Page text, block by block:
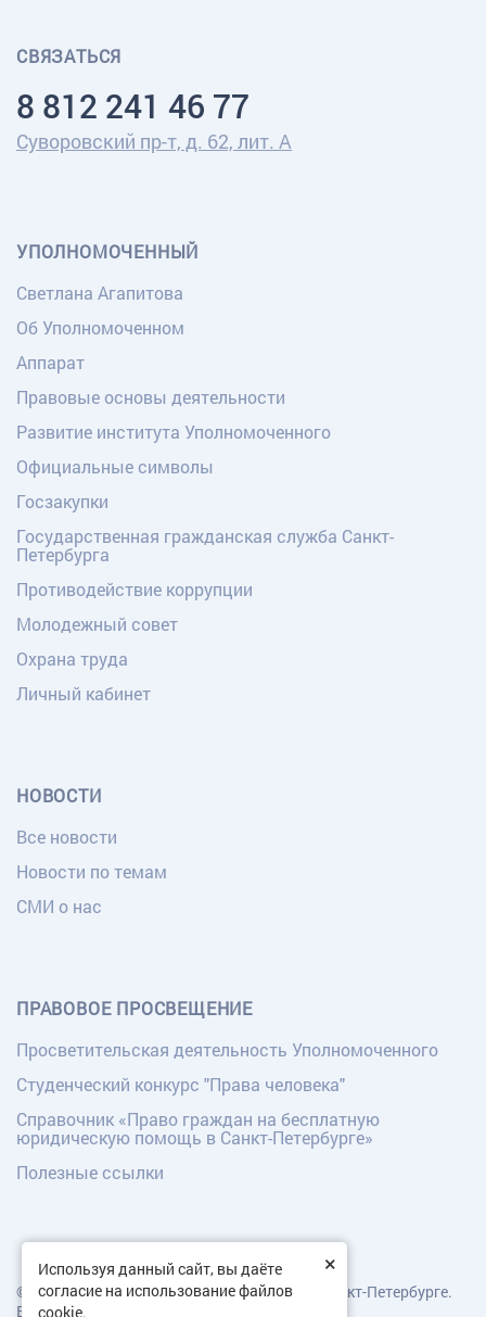
СВЯЗАТЬСЯ
8 812 241 46 77
Суворовский пр-т, д. 62, лит. А
УПОЛНОМОЧЕННЫЙ
Светлана Агапитова
Об Уполномоченном
Аппарат
Правовые основы деятельности
Развитие института Уполномоченного
Официальные символы
Госзакупки
Государственная гражданская служба Санкт-
Петербурга
Противодействие коррупции
Молодежный совет
Охрана труда
Личный кабинет
НОВОСТИ
Все новости
Новости по темам
СМИ о нас
ПРАВОВОЕ ПРОСВЕЩЕНИЕ
Просветительская деятельность Уполномоченного
Студенческий конкурс "Права человека"
Справочник «Право граждан на бесплатную
юридическую помощь в Санкт-Петербурге»
Полезные ссылки
© Уполномоченный по правам человека в Санкт-Петербурге.
Все права защищены.
×
Используя данный сайт, вы даёте
согласие на использование файлов
cookie.